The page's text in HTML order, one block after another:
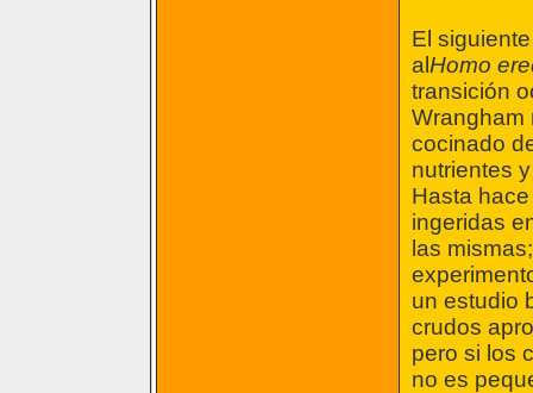
El
al Homo
transición
Wrangham
cocinado
nutrientes
Hasta
ingeridas
las
un estudio
crudos
pero si los
no es